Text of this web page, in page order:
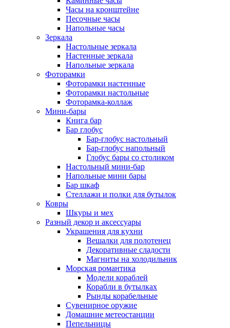
Часы на кронштейне
Песочные часы
Напольные часы
Зеркала
Настольные зеркала
Настенные зеркала
Напольные зеркала
Фоторамки
Фоторамки настенные
Фоторамки настольные
Фоторамка-коллаж
Мини-бары
Книга бар
Бар глобус
Бар-глобус настольный
Бар-глобус напольный
Глобус бары со столиком
Настольный мини-бар
Напольные мини бары
Бар шкаф
Стеллажи и полки для бутылок
Ковры
Шкуры и мех
Разный декор и аксессуары
Украшения для кухни
Вешалки для полотенец
Декоративные сладости
Магниты на холодильник
Морская романтика
Модели кораблей
Корабли в бутылках
Рынды корабельные
Сувенирное оружие
Домашние метеостанции
Пепельницы